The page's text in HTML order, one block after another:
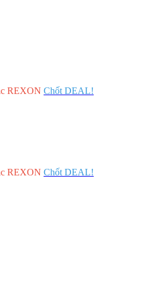
REXON Chốt DEAL!
REXON Chốt DEAL!